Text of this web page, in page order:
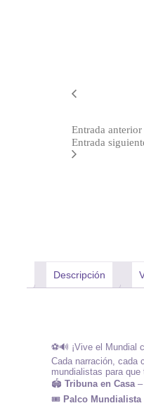
Entrada anterior
Entrada
Descripción
⚽🔊 ¡Vive el Mundial
Cada narración, cada
mundialistas para que
🏟️ Tribuna en Casa
🎟️ Palco Mundialista